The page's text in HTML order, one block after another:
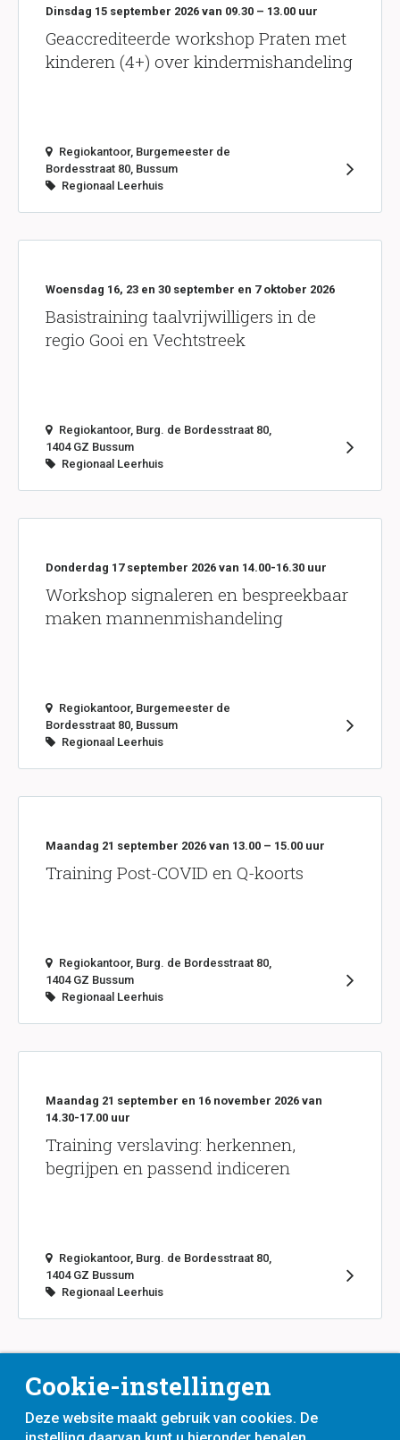
Geaccrediteerde workshop Praten met
kinderen (4+) over kindermishandeling
Dinsdag 15 september 2026 van 09.30 – 13.00 uur
Regiokantoor, Burgemeester de
Bordesstraat 80, Bussum
Regionaal Leerhuis
Basistraining taalvrijwilligers in de
regio Gooi en Vechtstreek
Woensdag 16, 23 en 30 september en 7 oktober 2026
Regiokantoor, Burg. de Bordesstraat 80,
1404 GZ Bussum
Regionaal Leerhuis
Workshop signaleren en bespreekbaar
maken mannenmishandeling
Donderdag 17 september 2026 van 14.00-16.30 uur
Regiokantoor, Burgemeester de
Bordesstraat 80, Bussum
Regionaal Leerhuis
Training Post-COVID en Q-koorts
Maandag 21 september 2026 van 13.00 – 15.00 uur
Regiokantoor, Burg. de Bordesstraat 80,
1404 GZ Bussum
Regionaal Leerhuis
Training verslaving: herkennen,
begrijpen en passend indiceren
Maandag 21 september en 16 november 2026 van
14.30-17.00 uur
Regiokantoor, Burg. de Bordesstraat 80,
1404 GZ Bussum
Regionaal Leerhuis
Cookie-instellingen
Deze website maakt gebruik van cookies. De